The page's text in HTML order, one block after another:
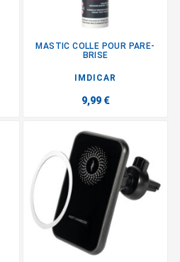
MASTIC COLLE POUR PARE-
BRISE
IMDICAR
9,99 €